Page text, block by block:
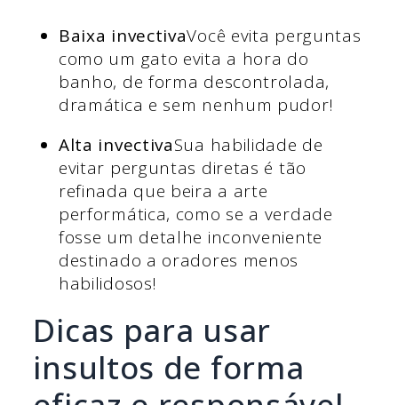
Baixa invectivaVocê evita perguntas
como um gato evita a hora do
banho, de forma descontrolada,
dramática e sem nenhum pudor!
Alta invectivaSua habilidade de
evitar perguntas diretas é tão
refinada que beira a arte
performática, como se a verdade
fosse um detalhe inconveniente
destinado a oradores menos
habilidosos!
Dicas para usar
insultos de forma